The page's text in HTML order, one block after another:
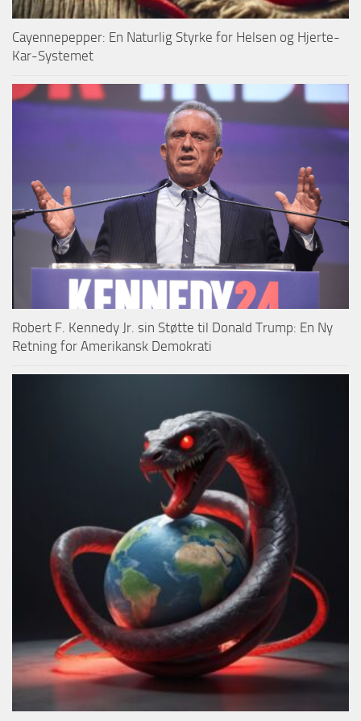
Cayennepepper: En Naturlig Styrke for Helsen og Hjerte-
Kar-Systemet
Robert F. Kennedy Jr. sin Støtte til Donald Trump: En Ny
Retning for Amerikansk Demokrati